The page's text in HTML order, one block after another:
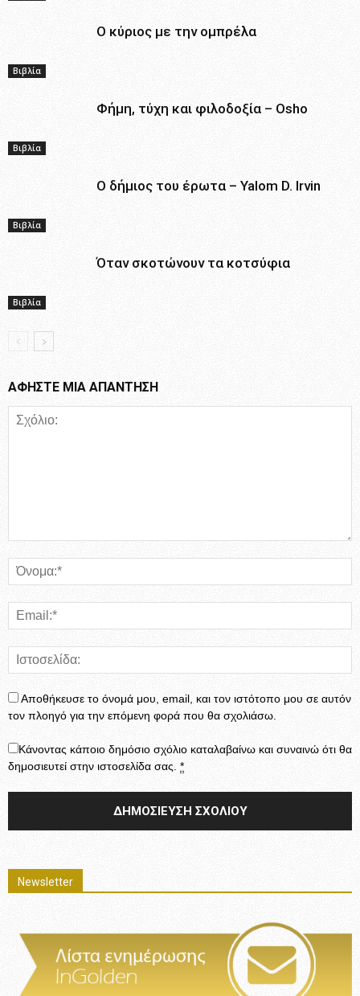
Βιβλία
Ο κύριος με την ομπρέλα
Βιβλία
Φήμη, τύχη και φιλοδοξία – Osho
Βιβλία
Ο δήμιος του έρωτα – Yalom D. Irvin
Βιβλία
Όταν σκοτώνουν τα κοτσύφια
ΑΦΗΣΤΕ ΜΙΑ ΑΠΑΝΤΗΣΗ
Αποθήκευσε το όνομά μου, email, και τον ιστότοπο μου σε αυτόν
τον πλοηγό για την επόμενη φορά που θα σχολιάσω.
Κάνοντας κάποιο δημόσιο σχόλιο καταλαβαίνω και συναινώ ότι θα
δημοσιευτεί στην ιστοσελίδα σας. *
Newsletter